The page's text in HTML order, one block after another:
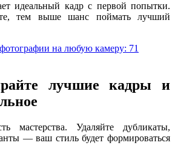
идеальный кадр с первой попытки.
тем выше шанс поймать лучший
лучшие кадры и
мастерства. Удаляйте дубликаты,
— ваш стиль будет формироваться